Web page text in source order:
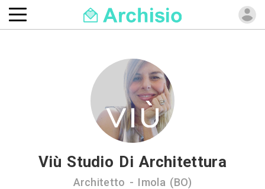
Viù Studio Di Architettura
Architetto - Imola (BO)